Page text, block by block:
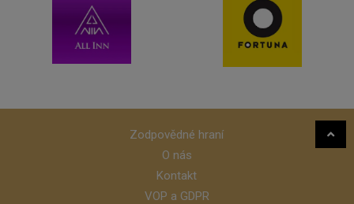
Zodpovědné hraní
O nás
Kontakt
VOP a GDPR